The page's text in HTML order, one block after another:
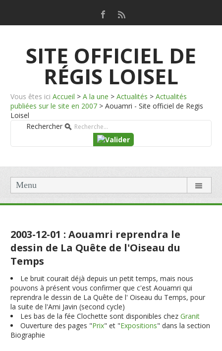
SITE OFFICIEL DE
RÉGIS LOISEL
Vous êtes ici Accueil > A la une > Actualités > Actualités
publiées sur le site en 2007 > Aouamri - Site officiel de Regis
Loisel
Rechercher
Menu
2003-12-01 : Aouamri reprendra le
dessin de La Quête de l'Oiseau du
Temps
Le bruit courait déjà depuis un petit temps, mais nous
pouvons à présent vous confirmer que c'est Aouamri qui
reprendra le dessin de La Quête de l' Oiseau du Temps, pour
la suite de l'Ami Javin (second cycle)
Les bas de la fée Clochette sont disponibles chezGranit
Ouverture des pages "Prix" et "Expositions" dans la section
Biographie